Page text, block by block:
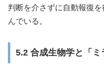
判断を介さずに自動報復
んでいる。
5.2 合成生物学と「